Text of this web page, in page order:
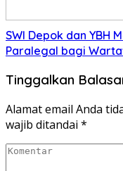
SWI Depok dan YBH
Paralegal bagi
Tinggalkan
Alamat email Anda
wajib ditandai *